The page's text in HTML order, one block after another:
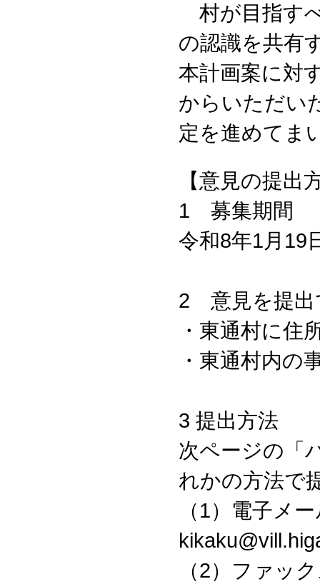
村が目指す
の認識を共有
本計画案に対
からいただい
定を進めてま
【意見の提出
1 募集期間
令和8年1月19
2 意見を提出
・東通村に住
・東通村内の
3 提出方法
次ページの「
れかの方法で
（1）電子メ
（2）ファッ